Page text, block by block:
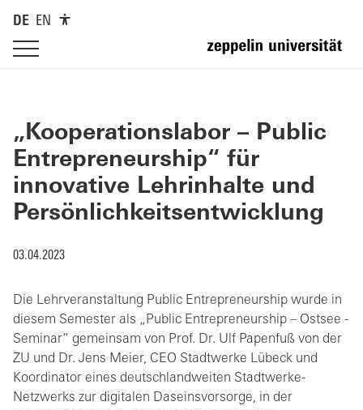
DE EN
„Kooperationslabor – Public
Entrepreneurship“ für
innovative Lehrinhalte und
Persönlichkeitsentwicklung
03.04.2023
Die Lehrveranstaltung Public Entrepreneurship wurde in
diesem Semester als „Public Entrepreneurship – Ostsee -
Seminar“ gemeinsam von Prof. Dr. Ulf Papenfuß von der
ZU und Dr. Jens Meier, CEO Stadtwerke Lübeck und
Koordinator eines deutschlandweiten Stadtwerke-
Netzwerks zur digitalen Daseinsvorsorge, in der